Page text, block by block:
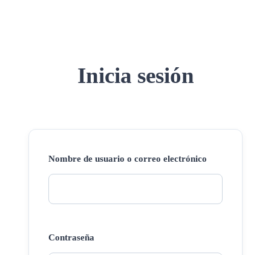
Inicia sesión
Nombre de usuario o correo electrónico
Contraseña